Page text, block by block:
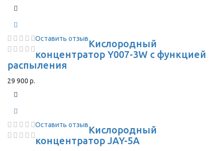
Оставить отзывКислородный
концентратор Y007-3W с функцией
распыления
29 900 р.
Оставить отзывКислородный
концентратор JAY-5A